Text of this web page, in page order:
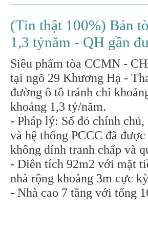
(Tin thật 100%) Bán
1,3 tỷnăm - QH gần
Siêu phẩm tòa CCMN -
tại ngõ 29 Khương Hạ -
đường ô tô tránh chỉ
khoảng 1,3 tỷ/năm.
- Pháp lý: Sổ đỏ chính
và hệ thống PCCC đã
không dính tranh chấp và
- Diên tích 92m2 với mặt
nhà rộng khoảng 3m cực
- Nhà cao 7 tầng với tổng